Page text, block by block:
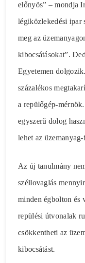
előnyös” – mondja
légiközlekedési ipar
meg az
kibocsátásokat”.
Egyetemen
százalékos
a repülőgép-
egyszerű dolog
lehet az
Az új tanulmány
széllovaglás
minden égbolton és
repülési útvonalak
csökkentheti az
kibocsátást.